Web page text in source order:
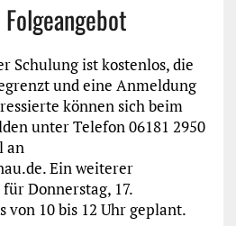
Schulung ist kostenlos, die
und eine Anmeldung
können sich beim
unter Telefon 06181 2950
an
Ein weiterer
Donnerstag, 17.
von 10 bis 12 Uhr geplant.